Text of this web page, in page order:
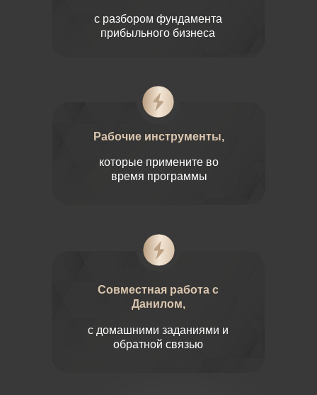
с разбором фундамента
прибыльного бизнеса
Рабочие инструменты,
которые примените во
время программы
Совместная работа с
Данилом,
с домашними заданиями и
обратной связью